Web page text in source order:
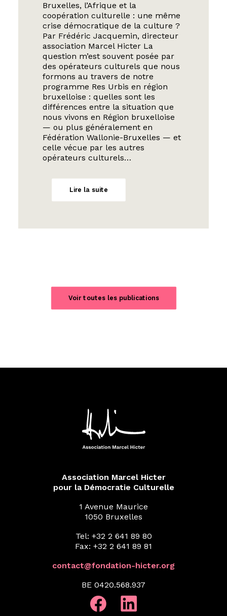
Bruxelles, l’Afrique et la
coopération culturelle : une même
crise démocratique de la culture ?
Par Frédéric Jacquemin, directeur
association Marcel Hicter La
question m’est souvent posée par
des opérateurs culturels que nous
formons au travers de notre
programme Res Urbis en région
bruxelloise : quelles sont les
différences entre la situation que
nous vivons en Région bruxelloise
— ou plus généralement en
Fédération Wallonie-Bruxelles — et
celle vécue par les autres
opérateurs culturels…
Lire la suite
Voir toutes les publications
Association Marcel Hicter
pour la Démocratie Culturelle
1 Avenue Maurice
1050 Bruxelles
Tel: +32 2 641 89 80
Fax: +32 2 641 89 81
contact@fondation-hicter.org
BE 0420.568.937